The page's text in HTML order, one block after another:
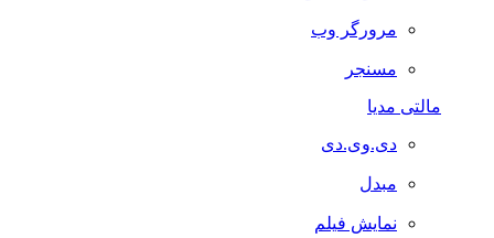
مرورگر وب
مسنجر
مالتی مدیا
دی.وی.دی
مبدل
نمایش فیلم